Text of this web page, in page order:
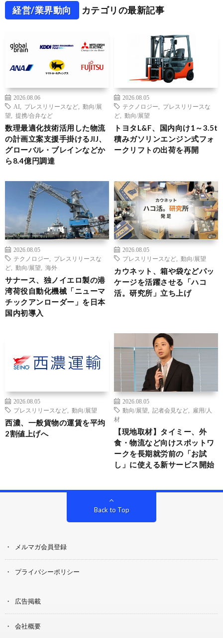
経営/業界動向 カテゴリの最新記事
2026.08.06
AI
プレスリリースなど
動向/展
望
提携/合弁など
数理最適化技術活用した物流
の計画立案支援手掛けるJIJ、
グローバル・ブレインなどか
ら8.4億円調達
2026.08.05
テクノロジー
プレスリリースな
ど
動向/展望
トヨタL&F、国内向け1～3.5t
積みガソリンエンジン式フォ
ークリフトの出荷を再開
2026.08.05
テクノロジー
プレスリリースな
ど
動向/展望 海外
サナース、独ノイエロ製の港
湾荷役自動化機械「ニューマ
チックアンローダー」を日本
国内初導入
2026.08.05
プレスリリースなど
動向/展望
カウネット、箱や袋などパッ
ケージを活躍させる「ハコ
活。研究所」立ち上げ
2026.08.05
プレスリリースなど
動向/展望
西濃、一般貨物の運賃を平均
2割値上げへ
2026.08.05
動向/展望
記者会見など
雇用/人
材
【現地取材】タイミー、外
食・物流など向けスポットワ
ークを長期就労前の「お試
し」に使える新サービス開始
Back to Top
メルマガ会員登録
プライバシーポリシー
広告掲載
会社概要